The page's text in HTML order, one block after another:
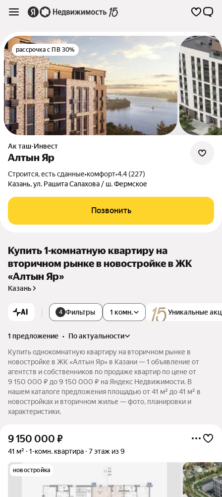
рассрочка с ПВ 30%
Ак таш-Инвест
Алтын Яр
Строится, есть сданные•комфорт•4.4 (227)
Казань,ул. Рашита Салахова / ш. Фермское
Позвонить
Купить 1-комнатную квартиру на
вторичном рынке в новостройке в ЖК
«Алтын Яр»
Казань
AI 4 Фильтры Уникальные
1 комн.
1 предложение •
по актуальности
Купить однокомнатную квартиру на вторичном рынке в
новостройке в ЖК «Алтын Яр» в Казани — 1 объявление от
агентств и собственников по продаже квартир по цене от
9 150 000 ₽ до 9 150 000 ₽ на Яндекс Недвижимости. В
нашем каталоге предложения площадью от 41 м² до 41 м² в
новостройках и вторичном жилье — фото, планировки и
характеристики.
9 150 000 ₽
41 м² 1-комн. квартира 7 этаж из 9
новостройка